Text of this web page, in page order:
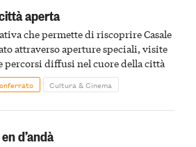
aperta
che permette di riscoprire Casale
attraverso aperture speciali, visite
percorsi diffusi nel cuore della città
Cultura & Cinema
d’andà